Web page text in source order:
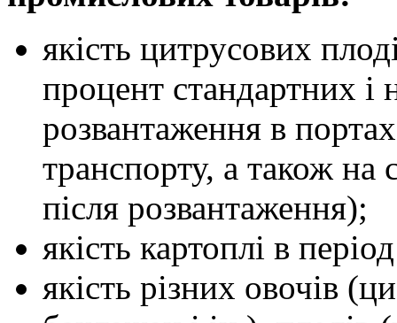
якість цитрусових
процент стандартних і
розвантаження в
транспорту, а також на
після розвантаження);
якість картоплі в
якість різних овочів